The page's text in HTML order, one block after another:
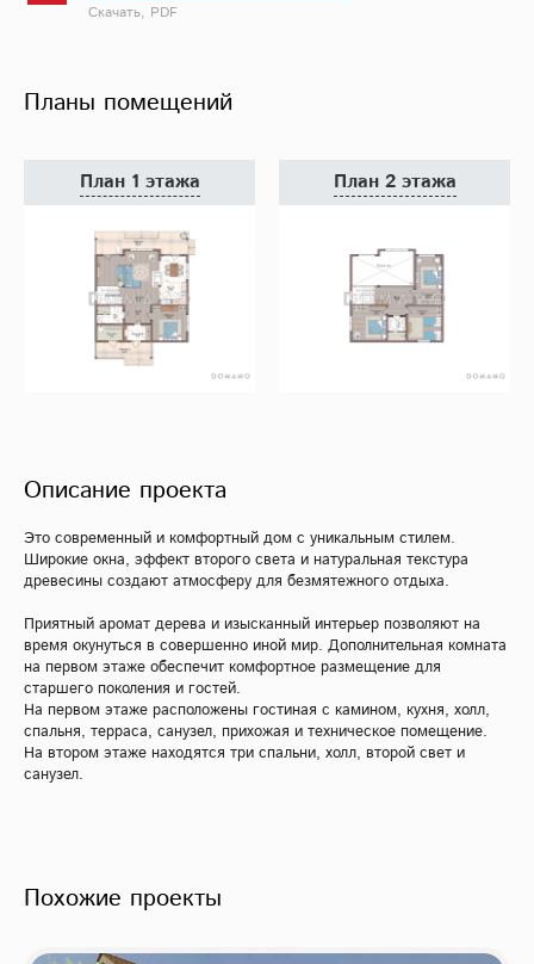
Скачать, PDF
Планы помещений
План 1 этажа План 2 этажа
Описание проекта
Это современный и комфортный дом с уникальным стилем.
Широкие окна, эффект второго света и натуральная текстура
древесины создают атмосферу для безмятежного отдыха.
Приятный аромат дерева и изысканный интерьер позволяют на
время окунуться в совершенно иной мир. Дополнительная комната
на первом этаже обеспечит комфортное размещение для
старшего поколения и гостей.
На первом этаже расположены гостиная с камином, кухня, холл,
спальня, терраса, санузел, прихожая и техническое помещение.
На втором этаже находятся три спальни, холл, второй свет и
санузел.
Похожие проекты